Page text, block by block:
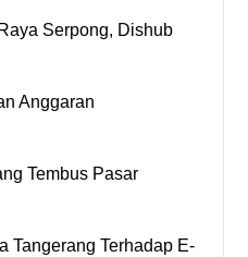
Serpong, Dishub
Anggaran
Tembus Pasar
Tangerang Terhadap E-